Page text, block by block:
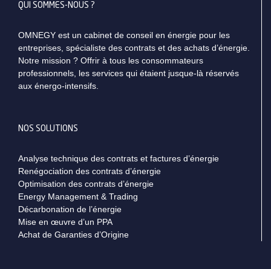
QUI SOMMES-NOUS ?
OMNEGY est un cabinet de conseil en énergie pour les
entreprises, spécialiste des contrats et des achats d’énergie.
Notre mission ? Offrir à tous les consommateurs
professionnels, les services qui étaient jusque-là réservés
aux énergo-intensifs.
NOS SOLUTIONS
Analyse technique des contrats et factures d’énergie
Renégociation des contrats d’énergie
Optimisation des contrats d’énergie
Energy Management & Trading
Décarbonation de l’énergie
Mise en œuvre d’un PPA
Achat de Garanties d’Origine